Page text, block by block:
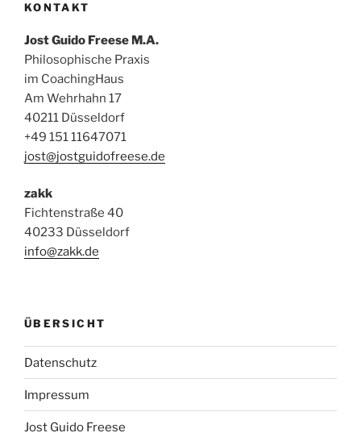
KONTAKT
Jost Guido Freese M.A.
Philosophische Praxis
im CoachingHaus
Am Wehrhahn 17
40211 Düsseldorf
+49 151 11647071
jost@jostguidofreese.de
zakk
Fichtenstraße 40
40233 Düsseldorf
info@zakk.de
ÜBERSICHT
Datenschutz
Impressum
Jost Guido Freese